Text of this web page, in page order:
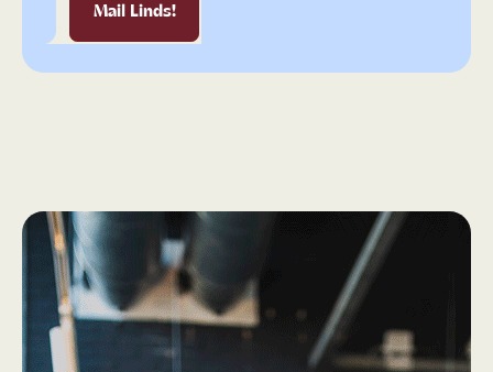
Mail Linds!
Mail Linds! Mail Linds!
How we work